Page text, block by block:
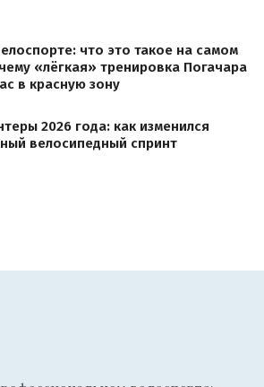
что это такое на самом
«лёгкая» тренировка Погачара
в красную зону
2026 года: как изменился
велосипедный спринт